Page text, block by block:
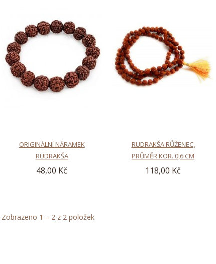
ORIGINÁLNÍ NÁRAMEK
RUDRAKŠA
48,00 Kč
RUDRAKŠA RŮŽENEC,
PRŮMĚR KOR. 0,6 CM
118,00 Kč
Zobrazeno 1 – 2 z 2 položek